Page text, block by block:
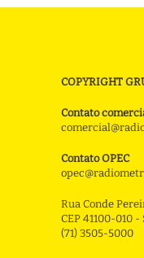
COPYRIGHT
Contato
Contato OPEC
Rua Conde
CEP 41100-010
(71) 3505-5000